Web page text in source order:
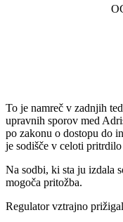
To je namreč v zadnjih
upravnih sporov med
po zakonu o dostopu do
je sodišče v celoti
Na sodbi, ki sta ju izdala
mogoča pritožba.
Regulator vztrajno